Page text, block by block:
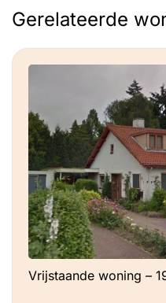
Gerelateerde
Vrijstaande woning –